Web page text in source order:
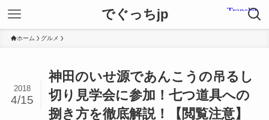
でぐっちjp
ホーム グルメ
神田のいせ源であんこうの吊るし
切り見学会に参加！七つ道具への
捌き方を徹底解説！【閲覧注意】
2018
4/15